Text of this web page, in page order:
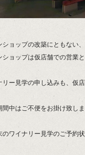
ショップの改築にともない
ショップは仮店舗での営業
リー見学の申し込みも、仮
間中はご不便をお掛け致し
のワイナリー見学のご予約